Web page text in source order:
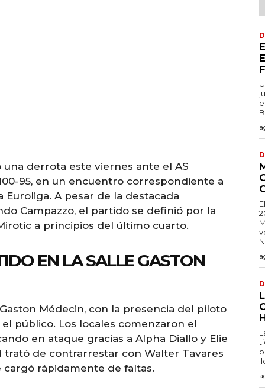
derrota este viernes ante el AS
95, en un encuentro correspondiente a
Euroliga. A pesar de la destacada
Campazzo, el partido se definió por la
a principios del último cuarto.
EN LA SALLE GASTON
Médecin, con la presencia del piloto
público. Los locales comenzaron el
en ataque gracias a Alpha Diallo y Elie
trató de contrarrestar con Walter Tavares
rápidamente de faltas.